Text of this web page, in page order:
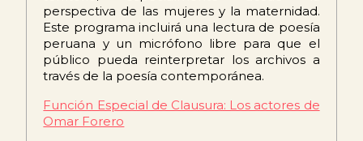
perspectiva de las mujeres y la maternidad.
Este programa incluirá una lectura de poesía
peruana y un micrófono libre para que el
público pueda reinterpretar los archivos a
través de la poesía contemporánea.
Función Especial de Clausura: Los actores de
Omar Forero